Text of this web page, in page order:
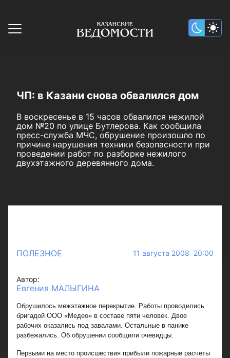
ЧП: в Казани снова обвалился дом
В воскресенье в 15 часов обвалился нежилой
дом №20 по улице Бутлерова. Как сообщила
пресс-служба МЧС, обрушение произошло по
причине нарушения техники безопасности при
проведении работ по разборке нежилого
двухэтажного деревянного дома.
ПОЛЕЗНОЕ 11 августа 2008 20:00
Автор:
Евгения МАЛЫГИНА
Обрушилось межэтажное перекрытие. Работы проводились
бригадой ООО «Медео» в составе пяти человек. Двое
рабочих оказались под завалами. Остальные в панике
разбежались. Об обрушении сообщили очевидцы.
Первыми на место происшествия прибыли пожарные расчеты